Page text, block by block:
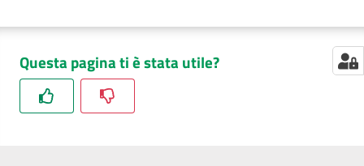
Questa pagina ti è stata utile?